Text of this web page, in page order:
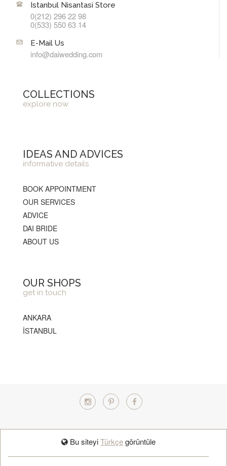
Istanbul Nisantasi Store
0(212) 296 22 98
0(533) 550 63 14
E-Mail Us
info@daiwedding.com
COLLECTIONS
explore now
IDEAS AND ADVICES
informative details
BOOK APPOINTMENT
OUR SERVICES
ADVICE
DAI BRIDE
ABOUT US
OUR SHOPS
get in touch
ANKARA
İSTANBUL
Bu siteyiTürkçegörüntüle